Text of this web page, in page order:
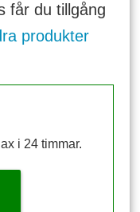
får du tillgång
produkter
i 24 timmar.